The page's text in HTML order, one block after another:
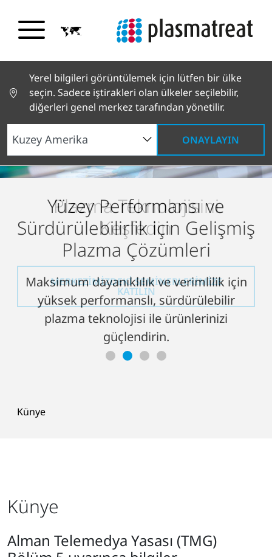
Yerel bilgileri görüntülemek için lütfen bir ülke
seçin. Sadece iştirakleri olan ülkeler seçilebilir,
diğerleri genel merkez tarafından yönetilir.
ONAYLAYIN
Plazma Teknolojisini
Keşfedin
MERKEZIMIZDEKISEMINERLERIMIZE
KATILIN
Yüzey Performansı ve
Sürdürülebilirlik için Gelişmiş
Plazma Çözümleri
Maksimum dayanıklılık ve verimlilik için
yüksek performanslı, sürdürülebilir
plazma teknolojisi ile ürünlerinizi
güçlendirin.
Linamar’ın akü
muhafazalarında güvenilir
korozyon koruması
sağlamak için PlasmaPlus®’ı
nasıl kullandığını keşfedin
BAŞARI HIKAYESINI İNGILIZCE OLARAK
OKUYUN
Openair-Plasma ® , Chip-ing
AG’de akıllı golf toplarının
üretimini nasıl destekliyor?
ZORLUK VE ÇÖZÜM HAKKINDA DAHA
FAZLA BILGI EDININ
Künye
Künye
Alman Telemedya Yasası (TMG)